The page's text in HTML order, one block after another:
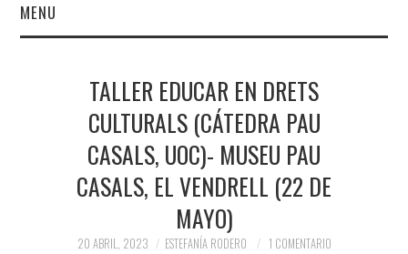
MENU
HACER BOSQUE (SALA DE
PRENSA Y
COLABORACIONES)
QUIÉN ES
TALLER EDUCAR EN DRETS
CULTURALS (CÁTEDRA PAU
CASALS, UOC)- MUSEU PAU
CASALS, EL VENDRELL (22 DE
MAYO)
20 ABRIL, 2023 ESTEFANÍA RODERO 1 COMENTARIO